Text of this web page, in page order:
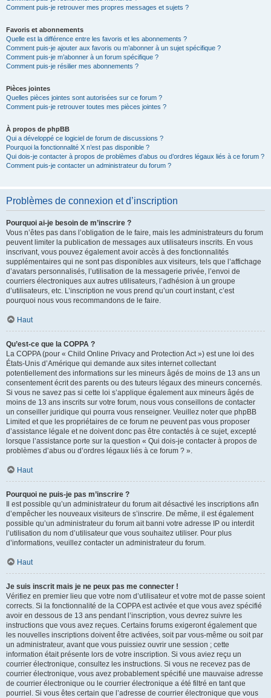
Comment puis-je retrouver mes propres messages et sujets ?
Favoris et abonnements
Quelle est la différence entre les favoris et les abonnements ?
Comment puis-je ajouter aux favoris ou m’abonner à un sujet spécifique ?
Comment puis-je m’abonner à un forum spécifique ?
Comment puis-je résilier mes abonnements ?
Pièces jointes
Quelles pièces jointes sont autorisées sur ce forum ?
Comment puis-je retrouver toutes mes pièces jointes ?
À propos de phpBB
Qui a développé ce logiciel de forum de discussions ?
Pourquoi la fonctionnalité X n’est pas disponible ?
Qui dois-je contacter à propos de problèmes d’abus ou d’ordres légaux liés à ce forum ?
Comment puis-je contacter un administrateur du forum ?
Problèmes de connexion et d’inscription
Pourquoi ai-je besoin de m’inscrire ?
Vous n’êtes pas dans l’obligation de le faire, mais les administrateurs du forum
peuvent limiter la publication de messages aux utilisateurs inscrits. En vous
inscrivant, vous pouvez également avoir accès à des fonctionnalités
supplémentaires qui ne sont pas disponibles aux visiteurs, tels que l’affichage
d’avatars personnalisés, l’utilisation de la messagerie privée, l’envoi de
courriers électroniques aux autres utilisateurs, l’adhésion à un groupe
d’utilisateurs, etc. L’inscription ne vous prend qu’un court instant, c’est
pourquoi nous vous recommandons de le faire.
Haut
Qu’est-ce que la COPPA ?
La COPPA (pour « Child Online Privacy and Protection Act ») est une loi des
États-Unis d’Amérique qui demande aux sites internet collectant
potentiellement des informations sur les mineurs âgés de moins de 13 ans un
consentement écrit des parents ou des tuteurs légaux des mineurs concernés.
Si vous ne savez pas si cette loi s’applique également aux mineurs âgés de
moins de 13 ans inscrits sur votre forum, nous vous conseillons de contacter
un conseiller juridique qui pourra vous renseigner. Veuillez noter que phpBB
Limited et que les propriétaires de ce forum ne peuvent pas vous proposer
d’assistance légale et ne doivent donc pas être contactés à ce sujet, excepté
lorsque l’assistance porte sur la question « Qui dois-je contacter à propos de
problèmes d’abus ou d’ordres légaux liés à ce forum ? ».
Haut
Pourquoi ne puis-je pas m’inscrire ?
Il est possible qu’un administrateur du forum ait désactivé les inscriptions afin
d’empêcher les nouveaux visiteurs de s’inscrire. De même, il est également
possible qu’un administrateur du forum ait banni votre adresse IP ou interdit
l’utilisation du nom d’utilisateur que vous souhaitez utiliser. Pour plus
d’informations, veuillez contacter un administrateur du forum.
Haut
Je suis inscrit mais je ne peux pas me connecter !
Vérifiez en premier lieu que votre nom d’utilisateur et votre mot de passe soient
corrects. Si la fonctionnalité de la COPPA est activée et que vous avez spécifié
avoir en dessous de 13 ans pendant l’inscription, vous devrez suivre les
instructions que vous avez reçues. Certains forums exigeront également que
les nouvelles inscriptions doivent être activées, soit par vous-même ou soit par
un administrateur, avant que vous puissiez ouvrir une session ; cette
information était présente lors de votre inscription. Si vous aviez reçu un
courrier électronique, consultez les instructions. Si vous ne recevez pas de
courrier électronique, vous avez probablement spécifié une mauvaise adresse
de courrier électronique ou le courrier électronique a été filtré en tant que
pourriel. Si vous êtes certain que l’adresse de courrier électronique que vous